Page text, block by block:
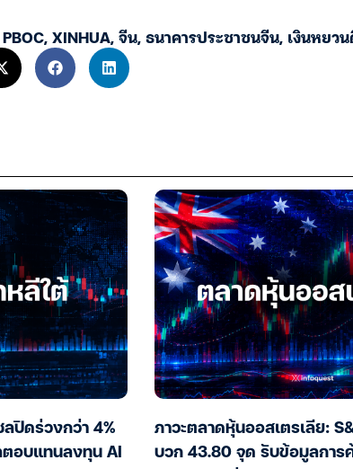
PBOC,XINHUA,จีน,ธนาคารประชาชนจีน, เงินหยว
ลปิดร่วงกว่า 4%
อบแทนลงทุน AI
ภาวะตลาดหุ้นออสเตรเลีย:
บวก 43.80 จุด รับข้อมูลการ